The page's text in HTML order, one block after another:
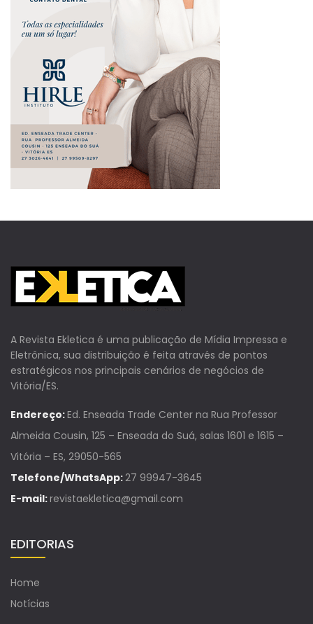
A Revista Ekletica é uma publicação de Mídia Impressa e
Eletrônica, sua distribuição é feita através de pontos
estratégicos nos principais cenários de negócios de
Vitória/ES.
Endereço:Ed. Enseada Trade Center na Rua Professor
Almeida Cousin, 125 – Enseada do Suá, salas 1601 e 1615 –
Vitória – ES, 29050-565
Telefone/WhatsApp:27 99947-3645
E-mail:revistaekletica@gmail.com
EDITORIAS
Home
Notícias